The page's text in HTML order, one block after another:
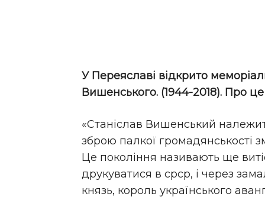
У Переяславі відкрито
Вишенського. (1944-2018). Про
«Станіслав Вишенський
зброю палкої громадянськості
Це покоління називають ще
друкуватися в срср, і через
князь, король українського